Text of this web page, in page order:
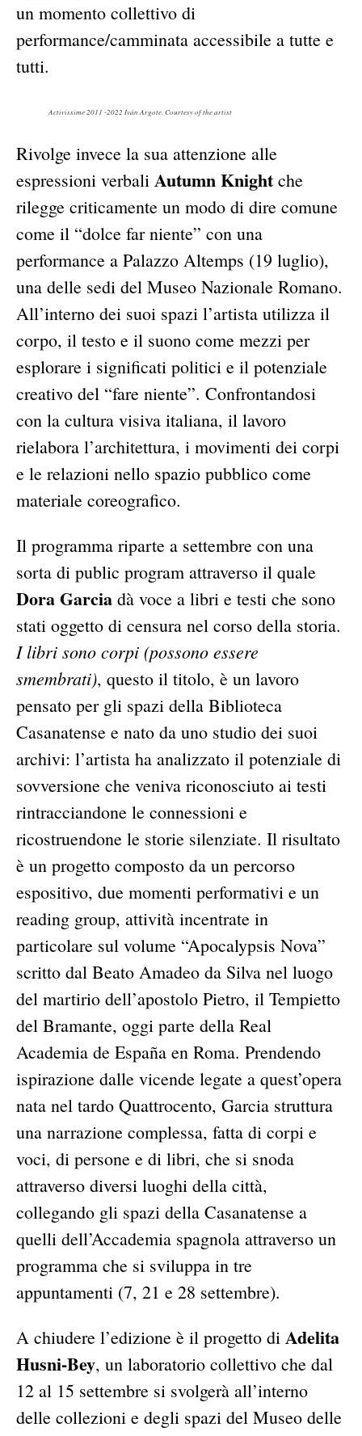
un momento collettivo di
performance/camminata accessibile a tutte e
tutti.
Activissime 2011 -2022 Iván Argote. Courtesy of the artist
Rivolge invece la sua attenzione alle
espressioni verbali Autumn Knight che
rilegge criticamente un modo di dire comune
come il “dolce far niente” con una
performance a Palazzo Altemps (19 luglio),
una delle sedi del Museo Nazionale Romano.
All’interno dei suoi spazi l’artista utilizza il
corpo, il testo e il suono come mezzi per
esplorare i significati politici e il potenziale
creativo del “fare niente”. Confrontandosi
con la cultura visiva italiana, il lavoro
rielabora l’architettura, i movimenti dei corpi
e le relazioni nello spazio pubblico come
materiale coreografico.
Il programma riparte a settembre con una
sorta di public program attraverso il quale
Dora Garcia dà voce a libri e testi che sono
stati oggetto di censura nel corso della storia.
I libri sono corpi (possono essere
smembrati), questo il titolo, è un lavoro
pensato per gli spazi della Biblioteca
Casanatense e nato da uno studio dei suoi
archivi: l’artista ha analizzato il potenziale di
sovversione che veniva riconosciuto ai testi
rintracciandone le connessioni e
ricostruendone le storie silenziate. Il risultato
è un progetto composto da un percorso
espositivo, due momenti performativi e un
reading group, attività incentrate in
particolare sul volume “Apocalypsis Nova”
scritto dal Beato Amadeo da Silva nel luogo
del martirio dell’apostolo Pietro, il Tempietto
del Bramante, oggi parte della Real
Academia de España en Roma. Prendendo
ispirazione dalle vicende legate a quest’opera
nata nel tardo Quattrocento, Garcia struttura
una narrazione complessa, fatta di corpi e
voci, di persone e di libri, che si snoda
attraverso diversi luoghi della città,
collegando gli spazi della Casanatense a
quelli dell’Accademia spagnola attraverso un
programma che si sviluppa in tre
appuntamenti (7, 21 e 28 settembre).
A chiudere l’edizione è il progetto di Adelita
Husni-Bey, un laboratorio collettivo che dal
12 al 15 settembre si svolgerà all’interno
delle collezioni e degli spazi del Museo delle